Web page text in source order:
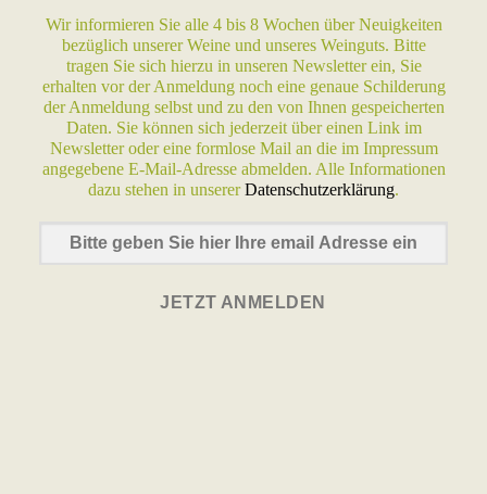
Wir informieren Sie alle 4 bis 8 Wochen über Neuigkeiten
bezüglich unserer Weine und unseres Weinguts. Bitte
tragen Sie sich hierzu in unseren Newsletter ein, Sie
erhalten vor der Anmeldung noch eine genaue Schilderung
der Anmeldung selbst und zu den von Ihnen gespeicherten
Daten. Sie können sich jederzeit über einen Link im
Newsletter oder eine formlose Mail an die im Impressum
angegebene E-Mail-Adresse abmelden. Alle Informationen
dazu stehen in unsererDatenschutzerklärung.
JETZT ANMELDEN